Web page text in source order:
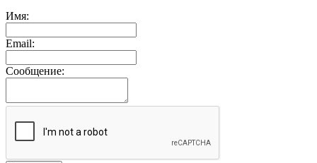
Имя:
Email:
Сообщение: